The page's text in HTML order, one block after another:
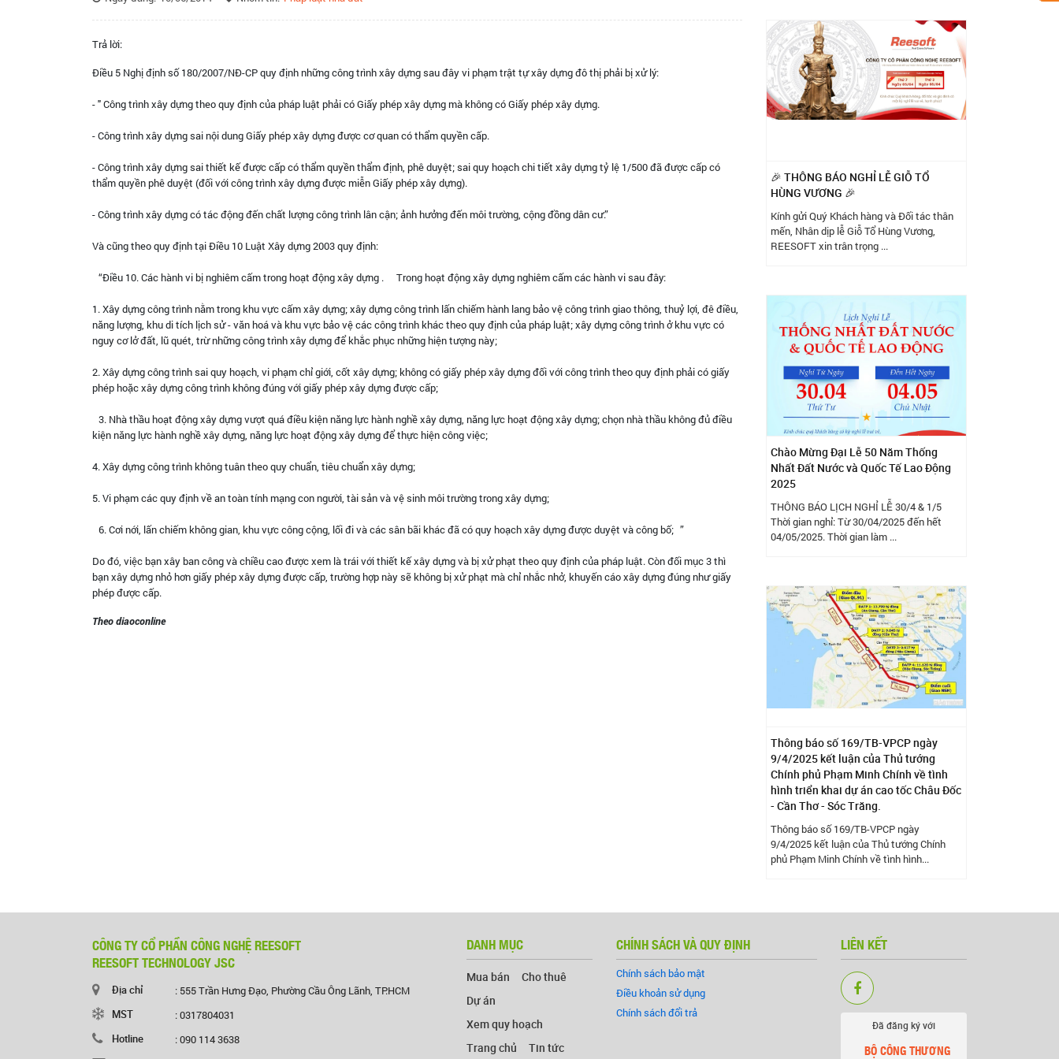
Trả lời:
Điều 5 Nghị định số 180/2007/NĐ-CP quy định những công trình xây dựng sau đây vi phạm trật tự xây dựng đô thị phải bị xử lý:
- " Công trình xây dựng theo quy định của pháp luật phải có Giấy phép xây dựng mà không có Giấy phép xây dựng.
- Công trình xây dựng sai nội dung Giấy phép xây dựng được cơ quan có thẩm quyền cấp.
- Công trình xây dựng sai thiết kế được cấp có thẩm quyền thẩm định, phê duyệt; sai quy hoạch chi tiết xây dựng tỷ lệ 1/500 đã được cấp có
thẩm quyền phê duyệt (đối với công trình xây dựng được miễn Giấy phép xây dựng).
- Công trình xây dựng có tác động đến chất lượng công trình lân cận; ảnh hưởng đến môi trường, cộng đồng dân cư.”
Và cũng theo quy định tại Điều 10 Luật Xây dựng 2003 quy định:
“Điều 10. Các hành vi bị nghiêm cấm trong hoạt động xây dựng . Trong hoạt động xây dựng nghiêm cấm các hành vi sau đây:
1. Xây dựng công trình nằm trong khu vực cấm xây dựng; xây dựng công trình lấn chiếm hành lang bảo vệ công trình giao thông, thuỷ lợi, đê điều,
năng lượng, khu di tích lịch sử - văn hoá và khu vực bảo vệ các công trình khác theo quy định của pháp luật; xây dựng công trình ở khu vực có
nguy cơ lở đất, lũ quét, trừ những công trình xây dựng để khắc phục những hiện tượng này;
2. Xây dựng công trình sai quy hoạch, vi phạm chỉ giới, cốt xây dựng; không có giấy phép xây dựng đối với công trình theo quy định phải có giấy
phép hoặc xây dựng công trình không đúng với giấy phép xây dựng được cấp;
3. Nhà thầu hoạt động xây dựng vượt quá điều kiện năng lực hành nghề xây dựng, năng lực hoạt động xây dựng; chọn nhà thầu không đủ điều
kiện năng lực hành nghề xây dựng, năng lực hoạt động xây dựng để thực hiện công việc;
4. Xây dựng công trình không tuân theo quy chuẩn, tiêu chuẩn xây dựng;
5. Vi phạm các quy định về an toàn tính mạng con người, tài sản và vệ sinh môi trường trong xây dựng;
6. Cơi nới, lấn chiếm không gian, khu vực công cộng, lối đi và các sân bãi khác đã có quy hoạch xây dựng được duyệt và công bố; ”
Do đó, việc bạn xây ban công và chiều cao được xem là trái với thiết kế xây dựng và bị xử phạt theo quy định của pháp luật. Còn đối mục 3 thì
bạn xây dựng nhỏ hơn giấy phép xây dựng được cấp, trường hợp này sẽ không bị xử phạt mà chỉ nhắc nhở, khuyến cáo xây dựng đúng như giấy
phép được cấp.
Theo diaoconline
🎉 THÔNG BÁO NGHỈ LỄ GIỖ TỔ
HÙNG VƯƠNG 🎉
Kính gửi Quý Khách hàng và Đối tác thân
mến, Nhân dịp lễ Giỗ Tổ Hùng Vương,
REESOFT xin trân trọng ...
Chào Mừng Đại Lễ 50 Năm Thống
Nhất Đất Nước và Quốc Tế Lao Động
2025
THÔNG BÁO LỊCH NGHỈ LỄ 30/4 & 1/5
Thời gian nghỉ: Từ 30/04/2025 đến hết
04/05/2025. Thời gian làm ...
Thông báo số 169/TB-VPCP ngày
9/4/2025 kết luận của Thủ tướng
Chính phủ Phạm Minh Chính về tình
hình triển khai dự án cao tốc Châu Đốc
- Cần Thơ - Sóc Trăng.
Thông báo số 169/TB-VPCP ngày
9/4/2025 kết luận của Thủ tướng Chính
phủ Phạm Minh Chính về tình hình...
CÔNG TY CỔ PHẦN CÔNG NGHỆ REESOFT
REESOFT TECHNOLOGY JSC
Địa chỉ
: 555 Trần Hưng Đạo, Phường Cầu Ông Lãnh, TP.HCM
MST
: 0317804031
Hotline
: 090 114 3638
DANH MỤC
Mua bán
Cho thuê
Dự án
Xem quy hoạch
Trang chủ
Tin tức
CHÍNH SÁCH VÀ QUY ĐỊNH
Chính sách bảo mật
Điều khoản sử dụng
Chính sách đổi trả
LIÊN KẾT
Đã đăng ký với
BỘ CÔNG THƯƠNG